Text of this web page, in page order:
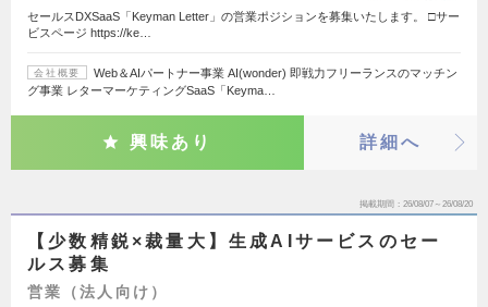
セールスDXSaaS「Keyman Letter」の営業ポジションを募集いたします。 □サー
ビスページ https://ke…
会社概要
Web＆AIパートナー事業 AI(wonder) 即戦力フリーランスのマッチン
グ事業 レターマーケティングSaaS「Keyma…
興味あり 詳細へ
掲載期間 26/08/07～26/08/20
【少数精鋭×裁量大】生成AIサービスのセー
ルス募集
営業（法人向け）